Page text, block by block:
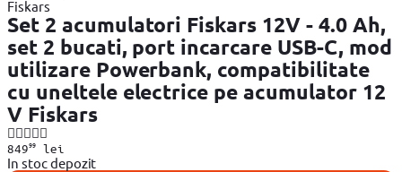
Set 2 acumulatori Fiskars 12V - 4.0 Ah,
set 2 bucati, port incarcare USB-C, mod
utilizare Powerbank, compatibilitate
cu uneltele electrice pe acumulator 12
V Fiskars
84999lei
In stoc depozit